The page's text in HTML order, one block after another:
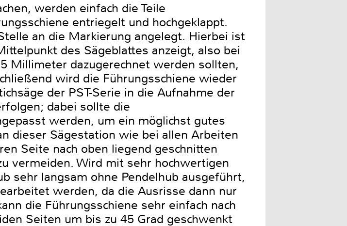
werden einfach die Teile
entriegelt und hochgeklappt.
an die Markierung angelegt. Hierbei ist
des Sägeblattes anzeigt, also bei
Millimeter dazugerechnet werden sollten,
wird die Führungsschiene wieder
der PST-Serie in die Aufnahme der
dabei sollte die
werden, um ein möglichst gutes
dieser Sägestation wie bei allen Arbeiten
Seite nach oben liegend geschnitten
vermeiden. Wird mit sehr hochwertigen
sehr langsam ohne Pendelhub ausgeführt,
werden, da die Ausrisse dann nur
die Führungsschiene sehr einfach nach
Seiten um bis zu 45 Grad geschwenkt